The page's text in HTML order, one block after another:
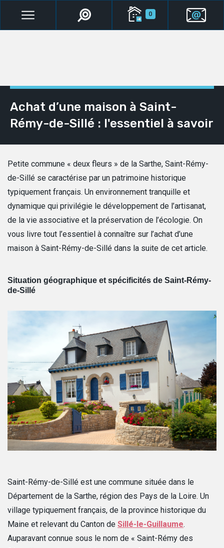
0
Achat d’une maison à Saint-
Rémy-de-Sillé : l'essentiel à savoir
Petite commune « deux fleurs » de la Sarthe, Saint-Rémy-
de-Sillé se caractérise par un patrimoine historique
typiquement français. Un environnement tranquille et
dynamique qui privilégie le développement de l’artisanat,
de la vie associative et la préservation de l’écologie. On
vous livre tout l’essentiel à connaître sur l’achat d’une
maison à Saint-Rémy-de-Sillé dans la suite de cet article.
Situation géographique et spécificités de Saint-Rémy-
de-Sillé
Saint-Rémy-de-Sillé est une commune située dans le
Département de la Sarthe, région des Pays de la Loire. Un
village typiquement français, de la province historique du
Maine et relevant du Canton de Sillé-le-Guillaume.
Auparavant connue sous le nom de « Saint-Rémy des